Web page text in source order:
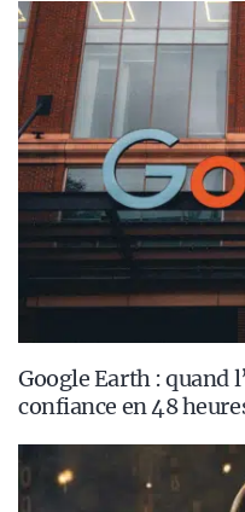
Google Earth : quand
confiance en 48